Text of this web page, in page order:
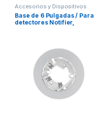
Accesorios y Dispositivos
Direccionables Detección de
Fuego
Base de 6 Pulgadas / Para
detectores Notifier,